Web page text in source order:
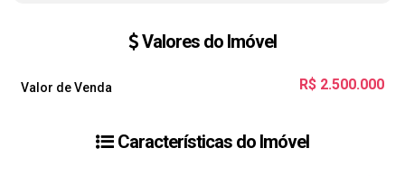
Valores do Imóvel
R$ 2.500.000
Valor de Venda
Características do Imóvel